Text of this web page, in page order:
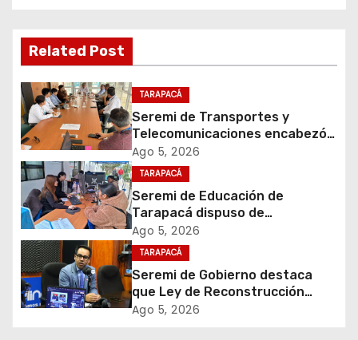
c
i
ó
n
d
e
e
n
t
Related Post
TARAPACÁ
Seremi de Transportes y
Telecomunicaciones encabezó
primera mesa de coordinación
para el retiro de cables en
desuso en Iquique
Ago 5, 2026
TARAPACÁ
Seremi de Educación de
Tarapacá dispuso de
facilitadores para apoyar
proceso de Admisión Escolar
2027
Ago 5, 2026
TARAPACÁ
Seremi de Gobierno destaca
que Ley de Reconstrucción
Nacional impulsará la inversión
Ago 5, 2026